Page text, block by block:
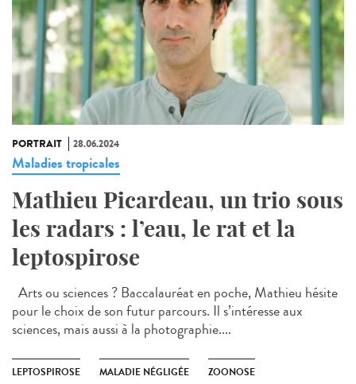
PORTRAIT 28.06.2024
Maladies tropicales
Mathieu Picardeau, un trio sous
les radars : l’eau, le rat et la
leptospirose
Arts ou sciences ? Baccalauréat en poche, Mathieu hésite
pour le choix de son futur parcours. Il s’intéresse aux
sciences, mais aussi à la photographie....
LEPTOSPIROSE MALADIE NÉGLIGÉE ZOONOSE